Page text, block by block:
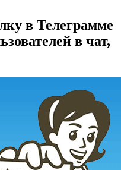
в Телеграмме
в чат,